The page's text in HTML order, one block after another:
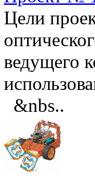
Цели
ведущего
&nbs..